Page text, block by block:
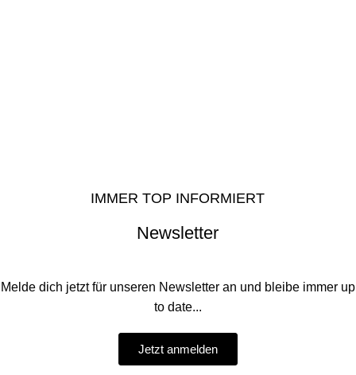
IMMER TOP INFORMIERT
Newsletter
Melde dich jetzt für unseren Newsletter an und bleibe immer up
to date...
Jetzt anmelden